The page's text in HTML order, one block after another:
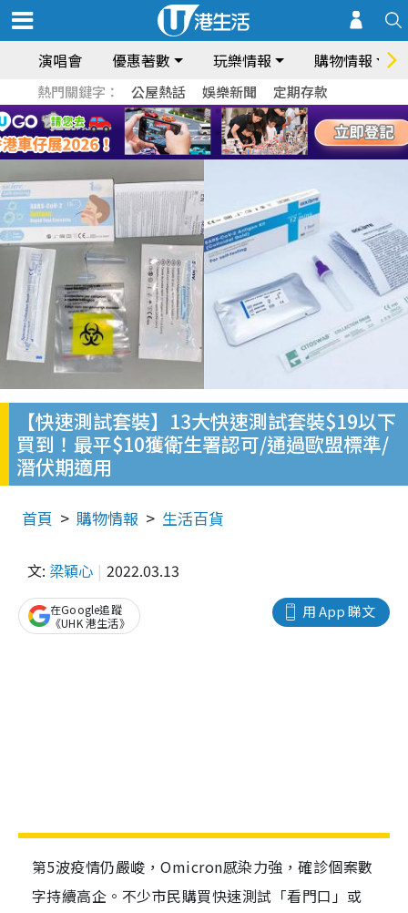
演唱會 優惠著數 玩樂情報 購物情報
熱門關鍵字： 公屋熱話 娛樂新聞 定期存款
【快速測試套裝】13大快速測試套裝$19以下
買到！最平$10獲衛生署認可/通過歐盟標準/
潛伏期適用
首頁 購物情報 生活百貨
文: 梁穎心 2022.03.13
用 App 睇文
在Google追蹤
《UHK 港生活》
第5波疫情仍嚴峻，Omicron感染力強，確診個案數
字持續高企。不少市民購買快速測試「看門口」或